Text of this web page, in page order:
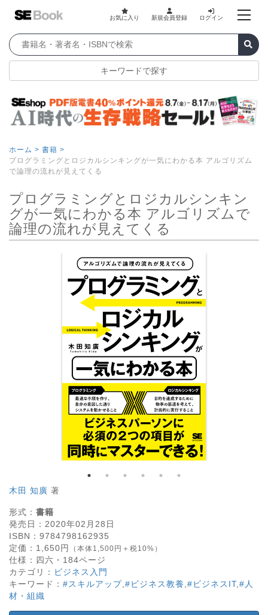
お気に入り 新規会員登録 ログイン
キーワードで探す
ホーム > 書籍 >
プログラミングとロジカルシンキングが一気にわかる本 アルゴリズム
で論理の流れが見えてくる
プログラミングとロジカルシンキン
グが一気にわかる本 アルゴリズムで
論理の流れが見えてくる
木田 知廣 著
形式： 書籍
発売日： 2020年02月28日
ISBN： 9784798162935
定価： 1,650円 （本体1,500円＋税10%）
仕様： 四六・ 184ページ
カテゴリ： ビジネス入門
キーワード： #スキルアップ #ビジネス教養 #ビジネスIT, #人
材・組織